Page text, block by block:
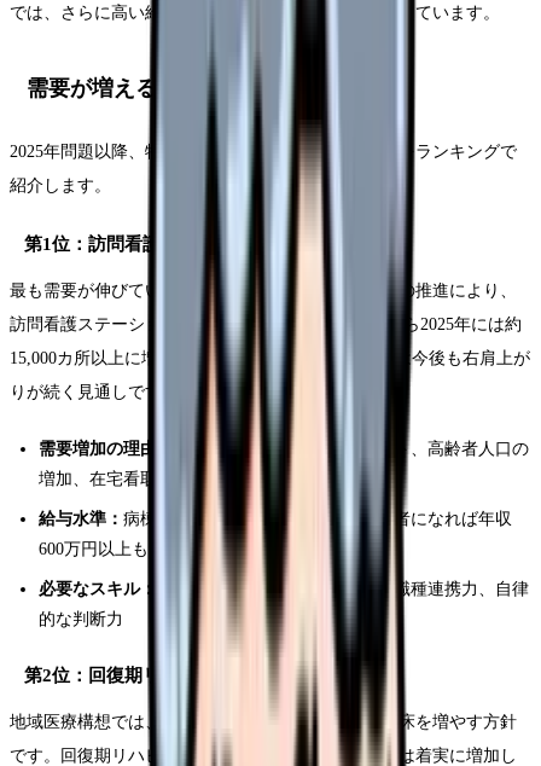
では、さらに高い給与水準が提示されるケースも増えています。
需要が増える分野TOP5
2025年問題以降、特に需要の増加が見込まれる分野をランキングで
紹介します。
第1位：訪問看護
最も需要が伸びているのが訪問看護です。在宅医療の推進により、
訪問看護ステーションの数は2015年の約8,400カ所から2025年には約
15,000カ所以上に増加しました。訪問看護師の需要は今後も右肩上が
りが続く見通しです。
需要増加の理由：
地域医療構想による在宅シフト、高齢者人口の
増加、在宅看取りのニーズ拡大
給与水準： 病棟看護師と同等〜やや高め。管理者になれば年収
600万円以上も
必要なスキル：
フィジカルアセスメント力、多職種連携力、自律
的な判断力
第2位：回復期リハビリテーション
地域医療構想では、急性期病床を削減して回復期病床を増やす方針
です。回復期リハビリテーション病棟の看護師需要は着実に増加し